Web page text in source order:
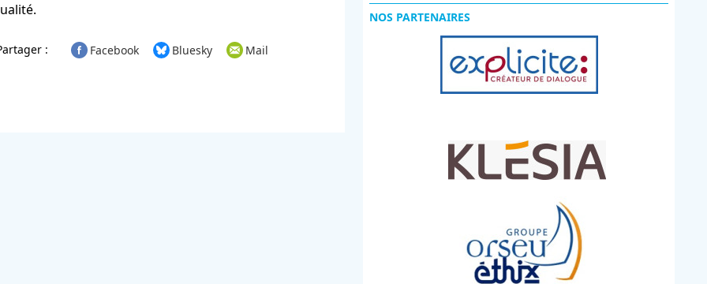
: Facebook Bluesky Mail
NOS PARTENAIRES